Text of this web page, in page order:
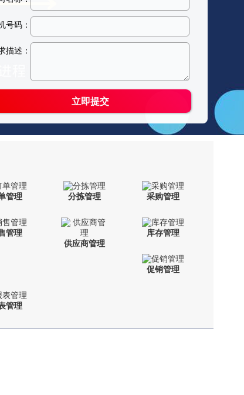
管理 分拣管理 采购管理
管理
供应商管理
库存管理
促销管理
管理